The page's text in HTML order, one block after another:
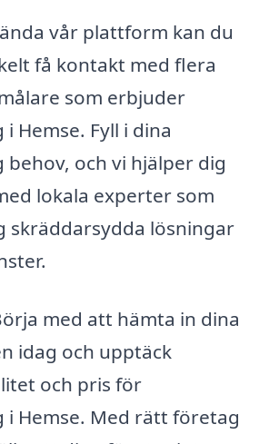
vår plattform kan du
få kontakt med flera
som erbjuder
Hemse. Fyll i dina
och vi hjälper dig
lokala experter som
skräddarsydda lösningar
med att hämta in dina
idag och upptäck
och pris för
Hemse. Med rätt företag